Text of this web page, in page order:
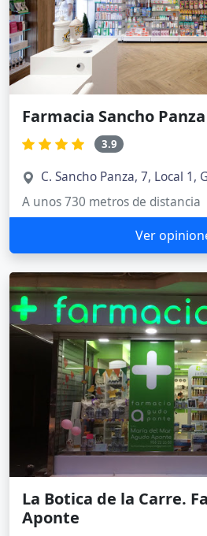
Farmacia Sancho Panza
3.9
C. Sancho Panza, 7, Local 1,
A unos 730 metros de distancia
Ver
La Botica de la Carre.
Aponte